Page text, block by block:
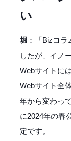
い
堀 ：「Bizコ
したが、イノ
Webサイトに
Webサイト全
年から変わっ
に2024年の春
定です。